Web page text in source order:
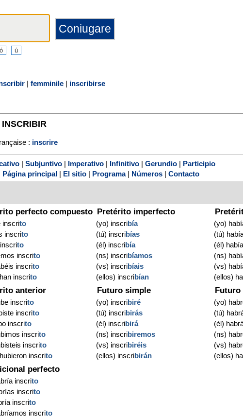
| femminile | inscribirse
INSCRIBIR
: inscrire
Subjuntivo Imperativo Infinitivo Gerundio
Participio
Página principal
El sitio Programa| Números Contacto
perfecto compuesto
inscrito
inscrito
to
inscrito
inscrito
inscrito
Pretérito imperfecto
(yo) inscribía
(tú) inscribías
(él) inscribía
(ns) inscribíamos
(vs) inscribíais
(ellos) inscribían
(yo)
(tú)
(él)
(ns)
(vs)
(ellos)
anterior
inscrito
inscrito
inscrito
inscrito
inscrito
inscrito
Futuro simple
(yo) inscribiré
(tú) inscribirás
(él) inscribirá
(ns) inscribiremos
(vs) inscribiréis
(ellos) inscribirán
(yo)
(tú)
(él)
(ns)
(vs)
(ellos)
perfecto
inscrito
inscrito
inscrito
inscrito